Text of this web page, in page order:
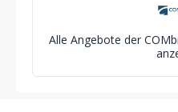
Alle Angebote der